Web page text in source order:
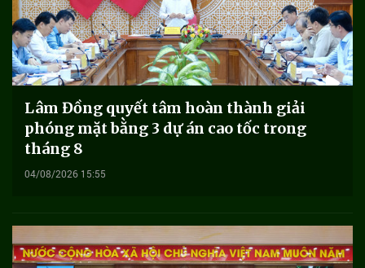
Lâm Đồng quyết tâm hoàn thành giải
phóng mặt bằng 3 dự án cao tốc trong
tháng 8
04/08/2026 15:55